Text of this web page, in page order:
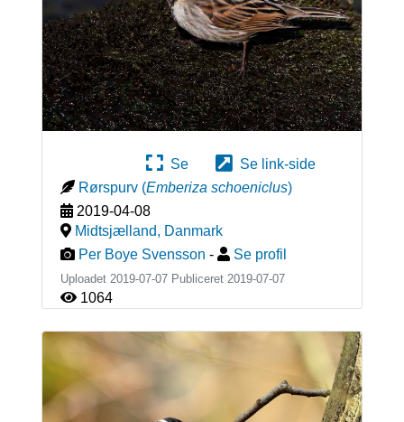
Se
Se link-side
Rørspurv (Emberiza schoeniclus)
2019-04-08
Midtsjælland, Danmark
Per Boye Svensson - Se profil
Uploadet 2019-07-07 Publiceret 2019-07-07
1064